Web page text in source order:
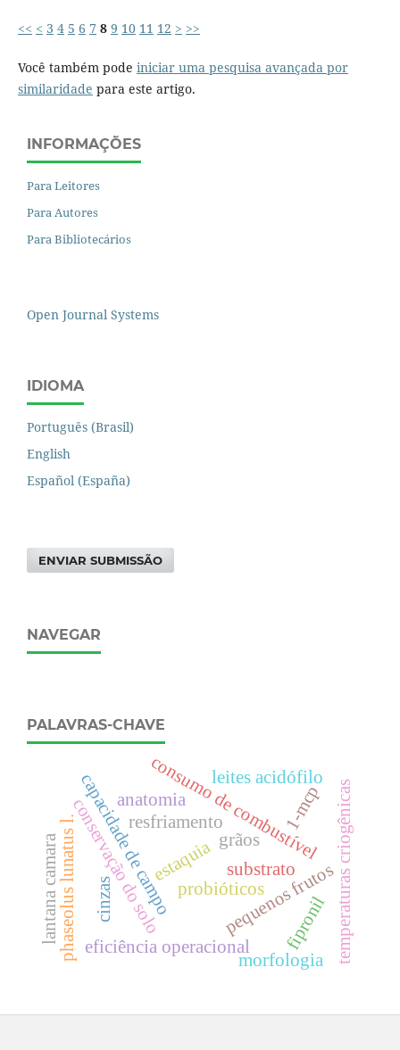
<< < 3 4 5 6 7 8 9 10 11 12 > >>
Você também pode iniciar uma pesquisa avançada por
similaridade para este artigo.
INFORMAÇÕES
Para Leitores
Para Autores
Para Bibliotecários
Open Journal Systems
IDIOMA
Português (Brasil)
English
Español (España)
ENVIAR SUBMISSÃO
NAVEGAR
PALAVRAS-CHAVE
pequenos frutos
grãos
estaquia
consumo de combustível
capacidade de campo
eficiência operacional
conservação do solo temperaturas criogênicas
resfriamento
phaseolus lunatus l. substrato
leites acidófilo
probióticos
lantana camara
anatomia 1-mcp
morfologia
fipronil
cinzas